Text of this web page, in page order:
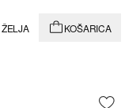
KOŠARICA